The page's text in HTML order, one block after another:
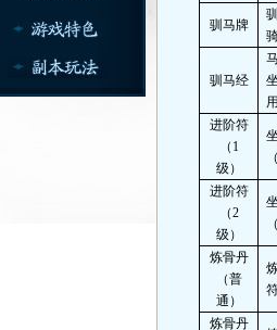
驯马牌
驯马经
进阶符
（ 1
级）
进阶符
（2
级）
炼骨丹
（普
通）
炼骨丹